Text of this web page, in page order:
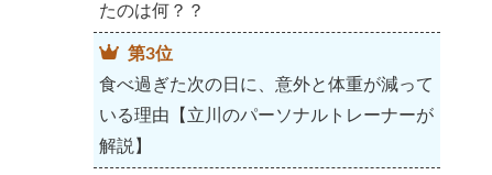
たのは何？？
第3位
食べ過ぎた次の日に、意外と体重が減って
いる理由【立川のパーソナルトレーナーが
解説】